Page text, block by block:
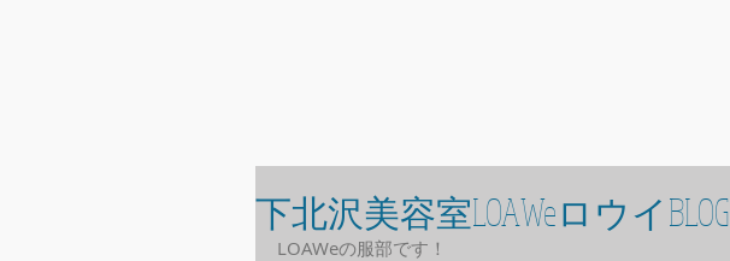
下北沢美容室LOAWeロウイBLOG
LOAWeの服部です！